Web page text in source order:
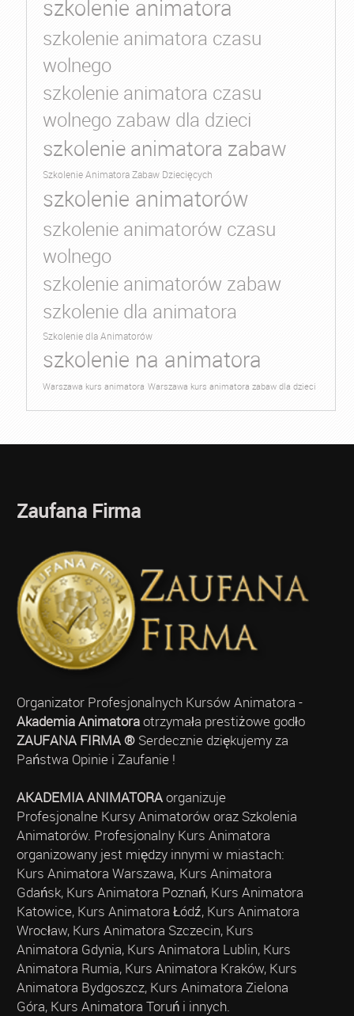
szkolenie animatora
szkolenie animatora czasu
wolnego
szkolenie animatora czasu
wolnego zabaw dla dzieci
szkolenie animatora zabaw
Szkolenie Animatora Zabaw Dziecięcych
szkolenie animatorów
szkolenie animatorów czasu
wolnego
szkolenie animatorów zabaw
szkolenie dla animatora
Szkolenie dla Animatorów
szkolenie na animatora
Warszawa kurs animatora Warszawa kurs animatora zabaw dla dzieci
Zaufana Firma
Organizator Profesjonalnych Kursów Animatora -
Akademia Animatoraotrzymała prestiżowe godło
ZAUFANA FIRMA ®Serdecznie dziękujemy za
Państwa Opinie i Zaufanie !
AKADEMIA ANIMATORAorganizuje
Profesjonalne Kursy Animatorów oraz Szkolenia
Animatorów. Profesjonalny Kurs Animatora
organizowany jest między innymi w miastach:
Kurs Animatora Warszawa, Kurs Animatora
Gdańsk, Kurs Animatora Poznań, Kurs Animatora
Katowice, Kurs Animatora Łódź, Kurs Animatora
Wrocław, Kurs Animatora Szczecin, Kurs
Animatora Gdynia, Kurs Animatora Lublin, Kurs
Animatora Rumia, Kurs Animatora Kraków, Kurs
Animatora Bydgoszcz, Kurs Animatora Zielona
Góra, Kurs Animatora Toruń i innych.